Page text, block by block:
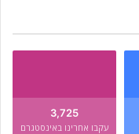
3,725
עקבו אחרינו באינסטגרם